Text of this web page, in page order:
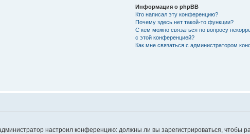
Информация о phpBB
Кто написал эту конференцию?
Почему здесь нет такой-то функции?
С кем можно связаться по вопросу
с этой конференцией?
Как мне связаться с администратором
настроил конференцию: должны ли вы зарегистрироваться, чтобы